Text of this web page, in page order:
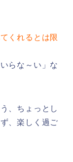
くれるとは限
らな～い」な
、ちょっとし
、楽しく過ご